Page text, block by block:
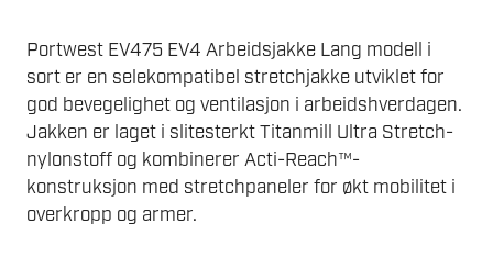
Portwest EV475 EV4 Arbeidsjakke Lang modell i
sort er en selekompatibel stretchjakke utviklet for
god bevegelighet og ventilasjon i arbeidshverdagen.
Jakken er laget i slitesterkt Titanmill Ultra Stretch-
nylonstoff og kombinerer Acti-Reach™-
konstruksjon med stretchpaneler for økt mobilitet i
overkropp og armer.